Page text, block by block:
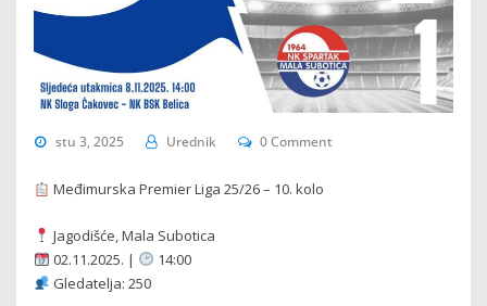
stu 3, 2025 Urednik 0 Comment
Međimurska Premier Liga 25/26 – 10. kolo
Jagodišće, Mala Subotica
02.11.2025. |
14:00
Gledatelja: 250